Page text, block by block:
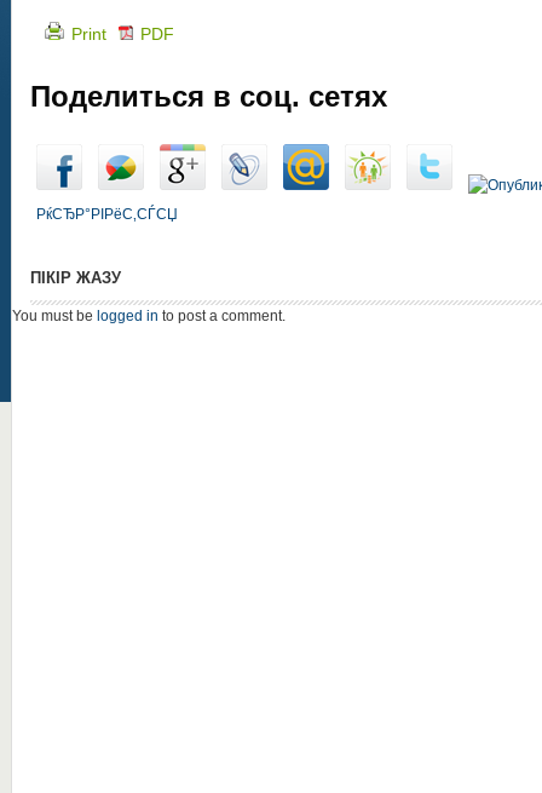
Print PDF
Поделиться в соц. сетях
РќСЂР°РІРёС‚СЃСЏ
ПІКІР ЖАЗУ
You must be logged in to post a comment.